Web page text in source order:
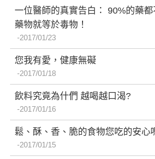
一位醫師的真實告白： 90%的藥
藥物就等於毒物！
2017/01/23
您我有愛，健康無礙
2017/01/18
飲料究竟為什們 越喝越口渴?
2017/01/16
鬆、酥、香、脆的食物您吃的安心
2017/01/15